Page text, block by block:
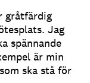
gråtfärdig
Jag
spännande
är min
ska stå för